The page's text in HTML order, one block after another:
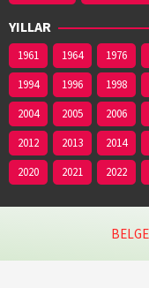
YILLAR
1961 1964 1976
1994
1996 1998
2004
2005 2006
2012
2013 2014
2020
2021 2022